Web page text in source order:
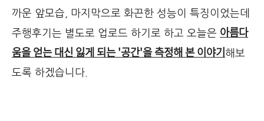
까운 앞모습, 마지막으로 화끈한 성능이 특징이었는데
주행후기는 별도로 업로드 하기로 하고 오늘은 아름다
움을 얻는 대신 잃게 되는 '공간'을 측정해 본 이야기해보
도록 하겠습니다.